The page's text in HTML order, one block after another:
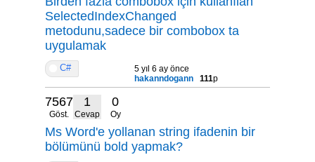
SelectedIndexChanged
metodunu,sadece bir combobox ta
uygulamak
C#
5 yıl 6 ay önce
hakanndogann
111p
7567
Göst.
1
Cevap
0
Oy
Ms Word'e yollanan string ifadenin bir
bölümünü bold yapmak?